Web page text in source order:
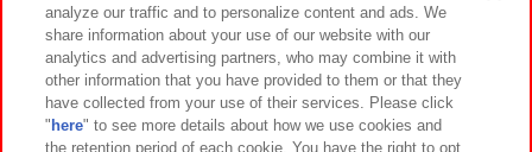
イベント・キャンペーン
関連会社 サステナビリティ サイトポリシー
analyze our traffic and to personalize content and ads. We
share information about your use of our website with our
analytics and advertising partners, who may combine it with
other information that you have provided to them or that they
have collected from your use of their services. Please click
" here" to see more details about how we use cookies and
the retention period of each cookie. You have the right to opt